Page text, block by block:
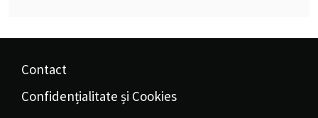
Contact
Confidențialitate și Cookies